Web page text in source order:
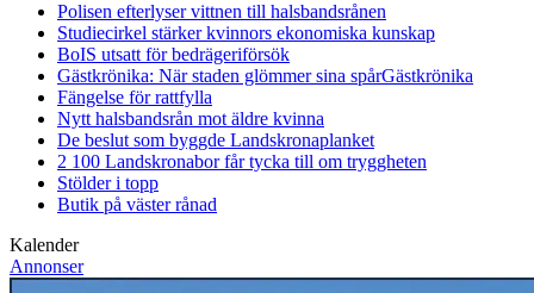
Polisen efterlyser vittnen till halsbandsrånen
Studiecirkel stärker kvinnors ekonomiska kunskap
BoIS utsatt för bedrägeriförsök
Gästkrönika: När staden glömmer sina spårGästkrönika
Fängelse för rattfylla
Nytt halsbandsrån mot äldre kvinna
De beslut som byggde Landskronaplanket
2 100 Landskronabor får tycka till om tryggheten
Stölder i topp
Butik på väster rånad
Kalender
Annonser